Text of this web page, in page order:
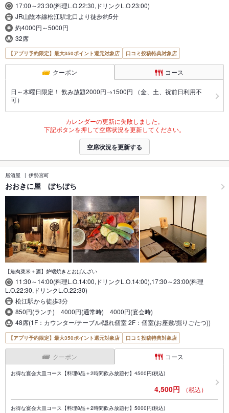
17:00～23:30(料理L.O.22:30,ドリンクL.O.23:00)
JR山陰本線松江駅北口より徒歩約5分
約4000円～5000円
32席
【アプリ予約限定】最大350ポイント還元対象店 口コミ投稿特典対象店
クーポン コース
日～木曜日限定！ 飲み放題2000円→1500円 （金、土、祝前日利用不
可）
カレンダーの更新に失敗しました。
下記ボタンを押して空席状況を更新してください。
空席状況を更新する
居酒屋 伊勢宮町
おおきに屋 ぼちぼち
【魚肉菜米＋酒】炉端焼きとおばんざい
11:30～14:00(料理L.O.14:00,ドリンクL.O.14:00),17:30～23:00(料理
L.O.22:30,ドリンクL.O.22:30)
松江駅から徒歩3分
850円(ランチ) 4000円(通常時) 4000円(宴会時)
48席(1F：カウンター/テーブル/隠れ個室 2F：個室(お座敷/掘りごたつ))
【アプリ予約限定】最大350ポイント還元対象店 口コミ投稿特典対象店
クーポン コース
お得な宴会大皿コース【料理6品＋2時間飲み放題付】4500円(税込)
4,500円 （税込）
お得な宴会大皿コース【料理8品＋2時間飲み放題付】5000円(税込)